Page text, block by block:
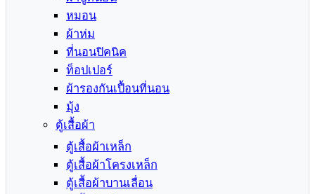
หมอน
ผ้าห่ม
ที่นอนปิคนิค
ท็อปเปอร์
ผ้ารองกันเปื้อนที่นอน
มุ้ง
ตู้เสื้อผ้า
ตู้เสื้อผ้าเหล็ก
ตู้เสื้อผ้าโครงเหล็ก
ตู้เสื้อผ้าบานเลื่อน